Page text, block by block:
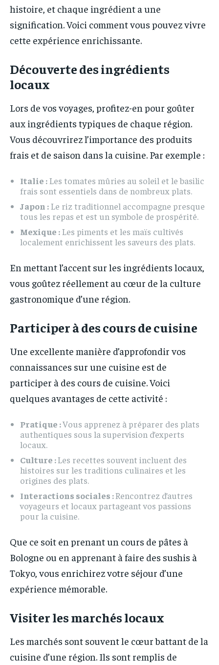
histoire, et chaque ingrédient a une
signification. Voici comment vous pouvez vivre
cette expérience enrichissante.
Découverte des ingrédients
locaux
Lors de vos voyages, profitez-en pour goûter
aux ingrédients typiques de chaque région.
Vous découvrirez l’importance des produits
frais et de saison dans la cuisine. Par exemple :
Italie :Les tomates mûries au soleil et le basilic
frais sont essentiels dans de nombreux plats.
Japon :Le riz traditionnel accompagne presque
tous les repas et est un symbole de prospérité.
Mexique :Les piments et les maïs cultivés
localement enrichissent les saveurs des plats.
En mettant l’accent sur les ingrédients locaux,
vous goûtez réellement au cœur de la culture
gastronomique d’une région.
Participer à des cours de cuisine
Une excellente manière d’approfondir vos
connaissances sur une cuisine est de
participer à des cours de cuisine. Voici
quelques avantages de cette activité :
Pratique :Vous apprenez à préparer des plats
authentiques sous la supervision d’experts
locaux.
Culture :Les recettes souvent incluent des
histoires sur les traditions culinaires et les
origines des plats.
Interactions sociales :Rencontrez d’autres
voyageurs et locaux partageant vos passions
pour la cuisine.
Que ce soit en prenant un cours de pâtes à
Bologne ou en apprenant à faire des sushis à
Tokyo, vous enrichirez votre séjour d’une
expérience mémorable.
Visiter les marchés locaux
Les marchés sont souvent le cœur battant de la
cuisine d’une région. Ils sont remplis de